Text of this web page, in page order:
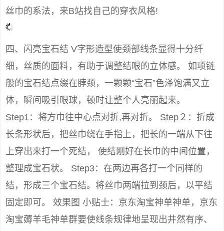
丝巾的系法，来B站找自己的穿衣风格!
四、闪亮宝石结 V字形造型使颈部线条显得十分纤
细，丝质的面料，有助于调整结眼的立体感。 如项链
般的宝石结点缀在脖颈，一颗颗“宝石”色泽饱满又立
体，瞬间吸引眼球，顿时让整个人亮丽起来。
Step1：将方巾往中心点对折,再对折。 Step２：折成
长条形状后，把丝巾绕在手指上，把长的一端从下往
上穿出来打一个死结， 使结刚好在长巾的中间位置，
整理成宝石状。 Step3：在两边再各打一个同样的
结，形成三个宝石结。将丝巾两端拉到颈后，以平结
固定即可。 效果图 小贴士：京东淘宝神单神单，京东
淘宝薅羊毛神单群要使线条规律地呈现出井然有序、